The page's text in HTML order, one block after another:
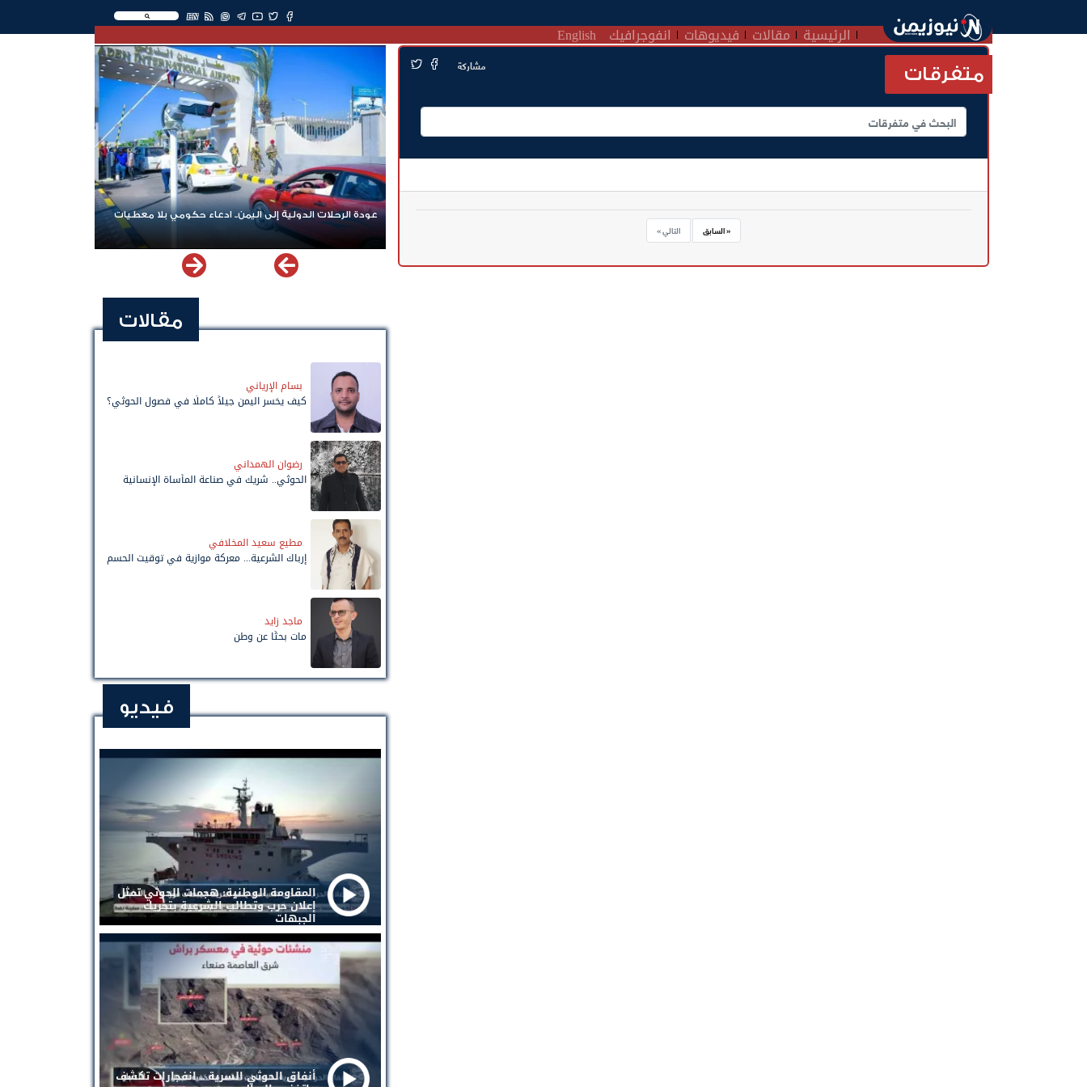
EN
الرئيسية مقالات فيديوهات انفوجرافيك English
متفرقات مشاركة
« السابق التالي »
عودة الرحلات الدولية إلى اليمن.. ادعاء حكومي بلا معطيات
مقالات
بسام الإرياني
كيف يخسر اليمن جيلاً كاملًا في فصول الحوثي؟
رضوان الهمداني
الحوثي.. شريك في صناعة المأساة الإنسانية
مطيع سعيد المخلافي
إرباك الشرعية... معركة موازية في توقيت الحسم
ماجد زايد
مات بحثًا عن وطن
فيديو
المقاومة الوطنية: هجمات الحوثي تمثل
إعلان حرب وتطالب الشرعية بتحريك
الجبهات
أنفاق الحوثي السرية .. انفجارات تكشف